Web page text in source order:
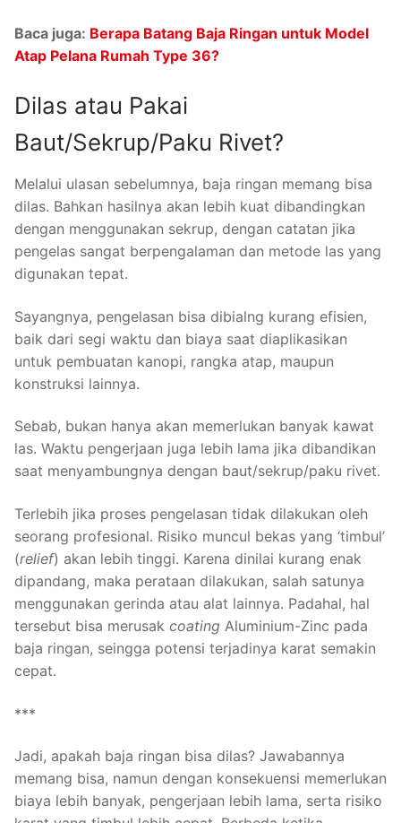
Baca juga: Berapa Batang Baja Ringan untuk Model
Atap Pelana Rumah Type 36?
Dilas atau Pakai
Baut/Sekrup/Paku Rivet?
Melalui ulasan sebelumnya, baja ringan memang bisa
dilas. Bahkan hasilnya akan lebih kuat dibandingkan
dengan menggunakan sekrup, dengan catatan jika
pengelas sangat berpengalaman dan metode las yang
digunakan tepat.
Sayangnya, pengelasan bisa dibialng kurang efisien,
baik dari segi waktu dan biaya saat diaplikasikan
untuk pembuatan kanopi, rangka atap, maupun
konstruksi lainnya.
Sebab, bukan hanya akan memerlukan banyak kawat
las. Waktu pengerjaan juga lebih lama jika dibandikan
saat menyambungnya dengan baut/sekrup/paku rivet.
Terlebih jika proses pengelasan tidak dilakukan oleh
seorang profesional. Risiko muncul bekas yang ‘timbul’
(relief) akan lebih tinggi. Karena dinilai kurang enak
dipandang, maka perataan dilakukan, salah satunya
menggunakan gerinda atau alat lainnya. Padahal, hal
tersebut bisa merusak coating Aluminium-Zinc pada
baja ringan, seingga potensi terjadinya karat semakin
cepat.
***
Jadi, apakah baja ringan bisa dilas? Jawabannya
memang bisa, namun dengan konsekuensi memerlukan
biaya lebih banyak, pengerjaan lebih lama, serta risiko